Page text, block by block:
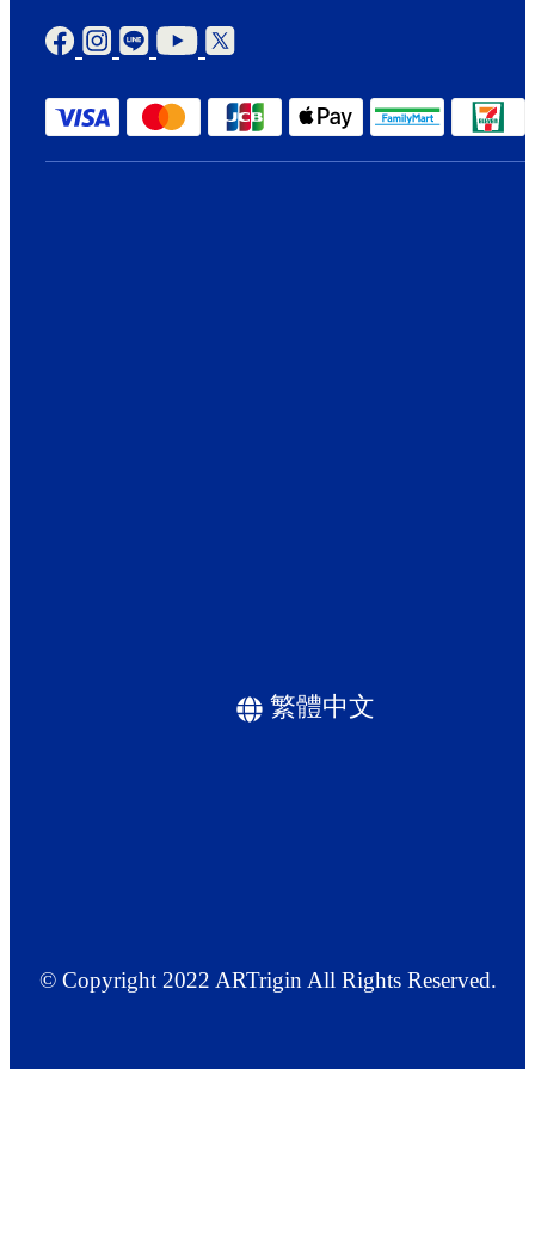
繁體中文
© Copyright 2022 ARTrigin All Rights Reserved.